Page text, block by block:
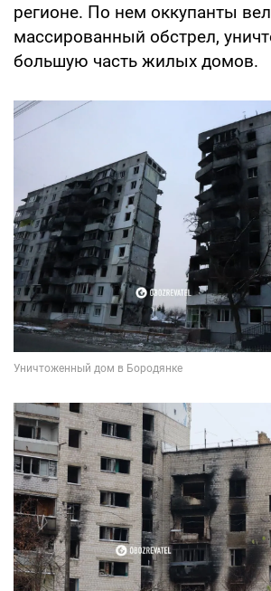
регионе. По нем оккупанты
массированный обстрел,
большую часть жилых домов.